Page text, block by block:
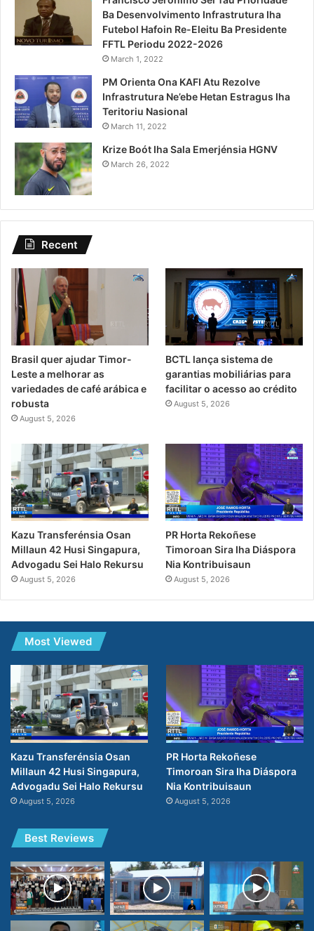
Ba Desenvolvimento Infrastrutura Iha
Futebol Hafoin Re-Eleitu Ba Presidente
FFTL Periodu 2022-2026
March 1, 2022
PM Orienta Ona KAFI Atu Rezolve
Infrastrutura Ne’ebe Hetan Estragus Iha
Teritoriu Nasional
March 11, 2022
Krize Boót Iha Sala Emerjénsia HGNV
March 26, 2022
Recent
Brasil quer ajudar Timor-
Leste a melhorar as
variedades de café arábica e
robusta
August 5, 2026
BCTL lança sistema de
garantias mobiliárias para
facilitar o acesso ao crédito
August 5, 2026
Kazu Transferénsia Osan
Millaun 42 Husi Singapura,
Advogadu Sei Halo Rekursu
August 5, 2026
PR Horta Rekoñese
Timoroan Sira Iha Diáspora
Nia Kontribuisaun
August 5, 2026
Most Viewed
Kazu Transferénsia Osan
Millaun 42 Husi Singapura,
Advogadu Sei Halo Rekursu
August 5, 2026
PR Horta Rekoñese
Timoroan Sira Iha Diáspora
Nia Kontribuisaun
August 5, 2026
Best Reviews